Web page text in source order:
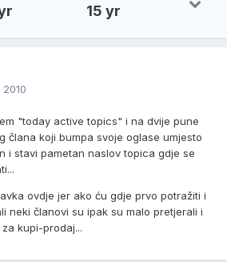
15 yr
"today active topics" i na dvije pune
člana koji bumpa svoje oglase umjesto
i stavi pametan naslov topica gdje se
ovdje jer ako ću gdje prvo potražiti i
neki članovi su ipak su malo pretjerali i
kupi-prodaj...